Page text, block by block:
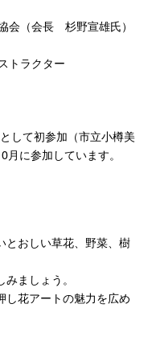
会（会長 杉野宣雄氏）
トラクター
して初参加（市立小樽美
に参加しています。
とおしい草花、野菜、樹
ましょう。
し花アートの魅力を広め